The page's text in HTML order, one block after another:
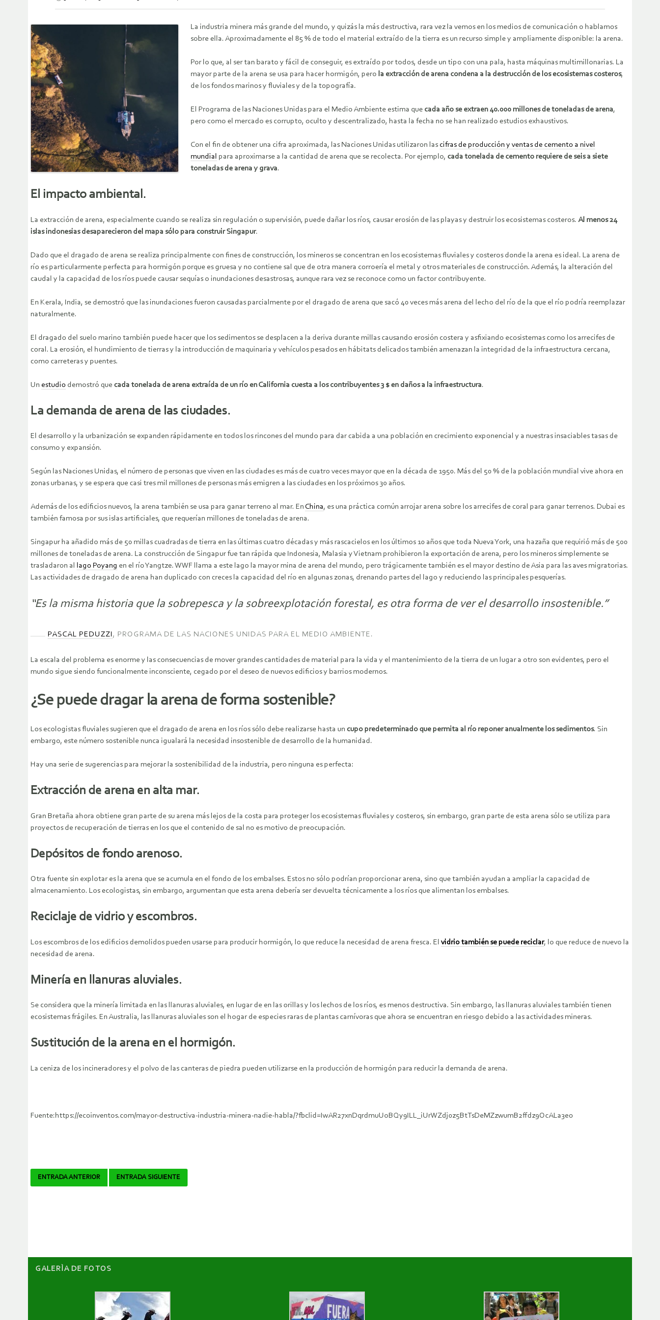
La industria minera más grande del mundo, y quizás la más destructiva, rara vez la vemos en los medios de comunicación o hablamos
sobre ella. Aproximadamente el 85 % de todo el material extraído de la tierra es un recurso simple y ampliamente disponible: la arena.
Por lo que, al ser tan barato y fácil de conseguir, es extraído por todos, desde un tipo con una pala, hasta máquinas multimillonarias. La
mayor parte de la arena se usa para hacer hormigón, pero la extracción de arena condena a la destrucción de los ecosistemas costeros,
de los fondos marinos y fluviales y de la topografía.
El Programa de las Naciones Unidas para el Medio Ambiente estima que cada año se extraen 40.000 millones de toneladas de arena,
pero como el mercado es corrupto, oculto y descentralizado, hasta la fecha no se han realizado estudios exhaustivos.
Con el fin de obtener una cifra aproximada, las Naciones Unidas utilizaron las cifras de producción y ventas de cemento a nivel
mundial para aproximarse a la cantidad de arena que se recolecta. Por ejemplo, cada tonelada de cemento requiere de seis a siete
toneladas de arena y grava.
El impacto ambiental.
La extracción de arena, especialmente cuando se realiza sin regulación o supervisión, puede dañar los ríos, causar erosión de las playas y destruir los ecosistemas costeros. Al menos 24
islas indonesias desaparecieron del mapa sólo para construir Singapur.
Dado que el dragado de arena se realiza principalmente con fines de construcción, los mineros se concentran en los ecosistemas fluviales y costeros donde la arena es ideal. La arena de
río es particularmente perfecta para hormigón porque es gruesa y no contiene sal que de otra manera corroería el metal y otros materiales de construcción. Además, la alteración del
caudal y la capacidad de los ríos puede causar sequías o inundaciones desastrosas, aunque rara vez se reconoce como un factor contribuyente.
En Kerala, India, se demostró que las inundaciones fueron causadas parcialmente por el dragado de arena que sacó 40 veces más arena del lecho del río de la que el río podría reemplazar
naturalmente.
El dragado del suelo marino también puede hacer que los sedimentos se desplacen a la deriva durante millas causando erosión costera y asfixiando ecosistemas como los arrecifes de
coral. La erosión, el hundimiento de tierras y la introducción de maquinaria y vehículos pesados en hábitats delicados también amenazan la integridad de la infraestructura cercana,
como carreteras y puentes.
Un estudio demostró que cada tonelada de arena extraída de un río en California cuesta a los contribuyentes 3 $ en daños a la infraestructura.
La demanda de arena de las ciudades.
El desarrollo y la urbanización se expanden rápidamente en todos los rincones del mundo para dar cabida a una población en crecimiento exponencial y a nuestras insaciables tasas de
consumo y expansión.
Según las Naciones Unidas, el número de personas que viven en las ciudades es más de cuatro veces mayor que en la década de 1950. Más del 50 % de la población mundial vive ahora en
zonas urbanas, y se espera que casi tres mil millones de personas más emigren a las ciudades en los próximos 30 años.
Además de los edificios nuevos, la arena también se usa para ganar terreno al mar. En China, es una práctica común arrojar arena sobre los arrecifes de coral para ganar terrenos. Dubai es
también famosa por sus islas artificiales, que requerían millones de toneladas de arena.
Singapur ha añadido más de 50 millas cuadradas de tierra en las últimas cuatro décadas y más rascacielos en los últimos 10 años que toda Nueva York, una hazaña que requirió más de 500
millones de toneladas de arena. La construcción de Singapur fue tan rápida que Indonesia, Malasia y Vietnam prohibieron la exportación de arena, pero los mineros simplemente se
trasladaron al
lago Poyang en el río Yangtze. WWF llama a este lago la mayor mina de arena del mundo, pero trágicamente también es el mayor destino de Asia para las aves migratorias.
Las actividades de dragado de arena han duplicado con creces la capacidad del río en algunas zonas, drenando partes del lago y reduciendo las principales pesquerías.
“Es la misma historia que la sobrepesca y la sobreexplotación forestal, es otra forma de ver el desarrollo insostenible.”
PASCAL PEDUZZI , PROGRAMA DE LAS NACIONES UNIDAS PARA EL MEDIO AMBIENTE.
La escala del problema es enorme y las consecuencias de mover grandes cantidades de material para la vida y el mantenimiento de la tierra de un lugar a otro son evidentes, pero el
mundo sigue siendo funcionalmente inconsciente, cegado por el deseo de nuevos edificios y barrios modernos.
¿Se puede dragar la arena de forma sostenible?
Los ecologistas fluviales sugieren que el dragado de arena en los ríos sólo debe realizarse hasta un cupo predeterminado que permita al río reponer anualmente los sedimentos. Sin
embargo, este número sostenible nunca igualará la necesidad insostenible de desarrollo de la humanidad.
Hay una serie de sugerencias para mejorar la sostenibilidad de la industria, pero ninguna es perfecta:
Extracción de arena en alta mar.
Gran Bretaña ahora obtiene gran parte de su arena más lejos de la costa para proteger los ecosistemas fluviales y costeros, sin embargo, gran parte de esta arena sólo se utiliza para
proyectos de recuperación de tierras en los que el contenido de sal no es motivo de preocupación.
Depósitos de fondo arenoso.
Otra fuente sin explotar es la arena que se acumula en el fondo de los embalses. Estos no sólo podrían proporcionar arena, sino que también ayudan a ampliar la capacidad de
almacenamiento. Los ecologistas, sin embargo, argumentan que esta arena debería ser devuelta técnicamente a los ríos que alimentan los embalses.
Reciclaje de vidrio y escombros.
Los escombros de los edificios demolidos pueden usarse para producir hormigón, lo que reduce la necesidad de arena fresca. El vidrio también se puede reciclar, lo que reduce de nuevo la
necesidad de arena.
Minería en llanuras aluviales.
Se considera que la minería limitada en las llanuras aluviales, en lugar de en las orillas y los lechos de los ríos, es menos destructiva. Sin embargo, las llanuras aluviales también tienen
ecosistemas frágiles. En Australia, las llanuras aluviales son el hogar de especies raras de plantas carnívoras que ahora se encuentran en riesgo debido a las actividades mineras.
Sustitución de la arena en el hormigón.
La ceniza de los incineradores y el polvo de las canteras de piedra pueden utilizarse en la producción de hormigón para reducir la demanda de arena.
Fuente:https://ecoinventos.com/mayor-destructiva-industria-minera-nadie-habla/?fbclid=IwAR27xnDqrdmuUoBQy9ILL_iUrWZdj0z5BtTsDeMZzwumB2ffdz9OcALa3eo
Navegador
ENTRADA ANTERIOR ENTRADA SIGUIENTE
GALERÌA DE FOTOS